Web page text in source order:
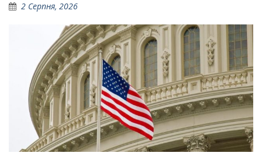
2 Серпня, 2026